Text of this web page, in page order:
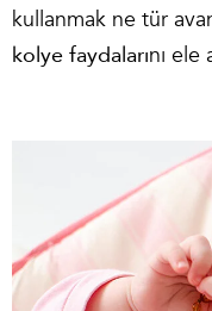
kullanmak ne tür
kolye faydalarını ele